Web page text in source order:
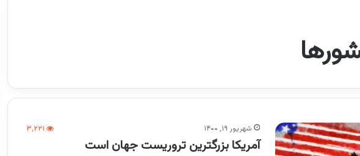
شهریور ۱۹, ۱۴۰۰ ۳,۲۲۱
آمریکا بزرگترین تروریست جهان است